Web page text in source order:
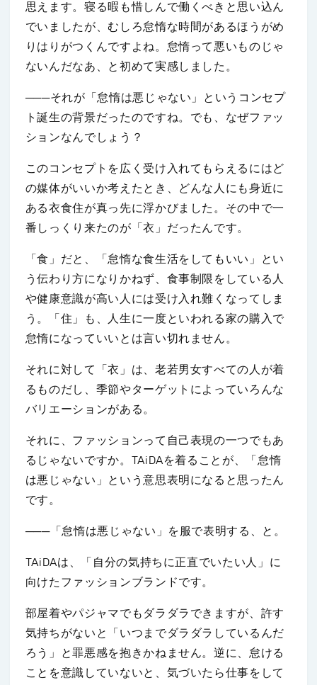
思えます。寝る暇も惜しんで働くべきと思い込ん
でいましたが、むしろ怠惰な時間があるほうがめ
りはりがつくんですよね。怠惰って悪いものじゃ
ないんだなあ、と初めて実感しました。
───それが「怠惰は悪じゃない」というコンセプ
ト誕生の背景だったのですね。でも、なぜファッ
ションなんでしょう？
このコンセプトを広く受け入れてもらえるにはど
の媒体がいいか考えたとき、どんな人にも身近に
ある衣食住が真っ先に浮かびました。その中で一
番しっくり来たのが「衣」だったんです。
「食」だと、「怠惰な食生活をしてもいい」とい
う伝わり方になりかねず、食事制限をしている人
や健康意識が高い人には受け入れ難くなってしま
う。「住」も、人生に一度といわれる家の購入で
怠惰になっていいとは言い切れません。
それに対して「衣」は、老若男女すべての人が着
るものだし、季節やターゲットによっていろんな
バリエーションがある。
それに、ファッションって自己表現の一つでもあ
るじゃないですか。TAiDAを着ることが、「怠惰
は悪じゃない」という意思表明になると思ったん
です。
───「怠惰は悪じゃない」を服で表明する、と。
TAiDAは、「自分の気持ちに正直でいたい人」に
向けたファッションブランドです。
部屋着やパジャマでもダラダラできますが、許す
気持ちがないと「いつまでダラダラしているんだ
ろう」と罪悪感を抱きかねません。逆に、怠ける
ことを意識していないと、気づいたら仕事をして